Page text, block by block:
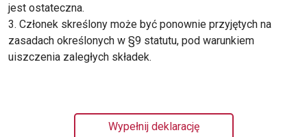
jest ostateczna.
3. Członek skreślony może być ponownie przyjętych na
zasadach określonych w §9 statutu, pod warunkiem
uiszczenia zaległych składek.
Wypełnij deklarację